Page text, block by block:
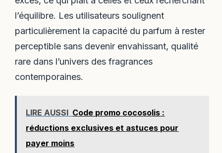
l’équilibre. Les utilisateurs soulignent
particulièrement la capacité du parfum à rester
perceptible sans devenir envahissant, qualité
rare dans l’univers des fragrances
contemporaines.
LIRE AUSSI Code promo cocosolis :
réductions exclusives et astuces pour
payer moins